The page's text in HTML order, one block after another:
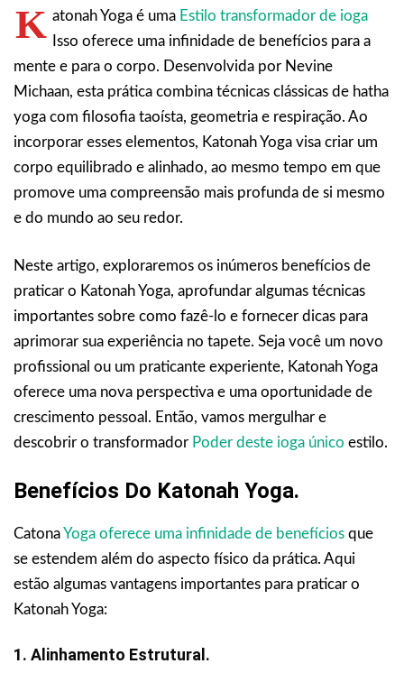
K atonah Yoga é uma Estilo transformador de ioga
Isso oferece uma infinidade de benefícios para a
mente e para o corpo. Desenvolvida por Nevine
Michaan, esta prática combina técnicas clássicas de hatha
yoga com filosofia taoísta, geometria e respiração. Ao
incorporar esses elementos, Katonah Yoga visa criar um
corpo equilibrado e alinhado, ao mesmo tempo em que
promove uma compreensão mais profunda de si mesmo
e do mundo ao seu redor.
Neste artigo, exploraremos os inúmeros benefícios de
praticar o Katonah Yoga, aprofundar algumas técnicas
importantes sobre como fazê-lo e fornecer dicas para
aprimorar sua experiência no tapete. Seja você um novo
profissional ou um praticante experiente, Katonah Yoga
oferece uma nova perspectiva e uma oportunidade de
crescimento pessoal. Então, vamos mergulhar e
descobrir o transformador Poder deste ioga único estilo.
Benefícios Do Katonah Yoga.
CatonaYoga oferece uma infinidade de benefícios que
se estendem além do aspecto físico da prática. Aqui
estão algumas vantagens importantes para praticar o
Katonah Yoga:
1. Alinhamento Estrutural.